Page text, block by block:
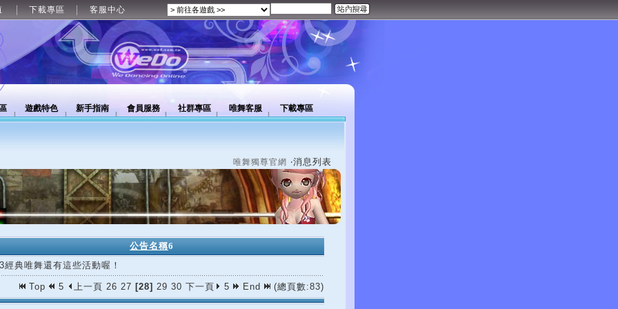
下載專區 客服中心
遊戲特色 新手指南 會員服務 社群專區 唯舞客服 下載專區
唯舞獨尊官網 ‧消息列表
公告名稱6
經典唯舞還有這些活動喔！
Top 5 上一頁 26 27 [28] 29 30 下一頁 5 End (總頁數:83)